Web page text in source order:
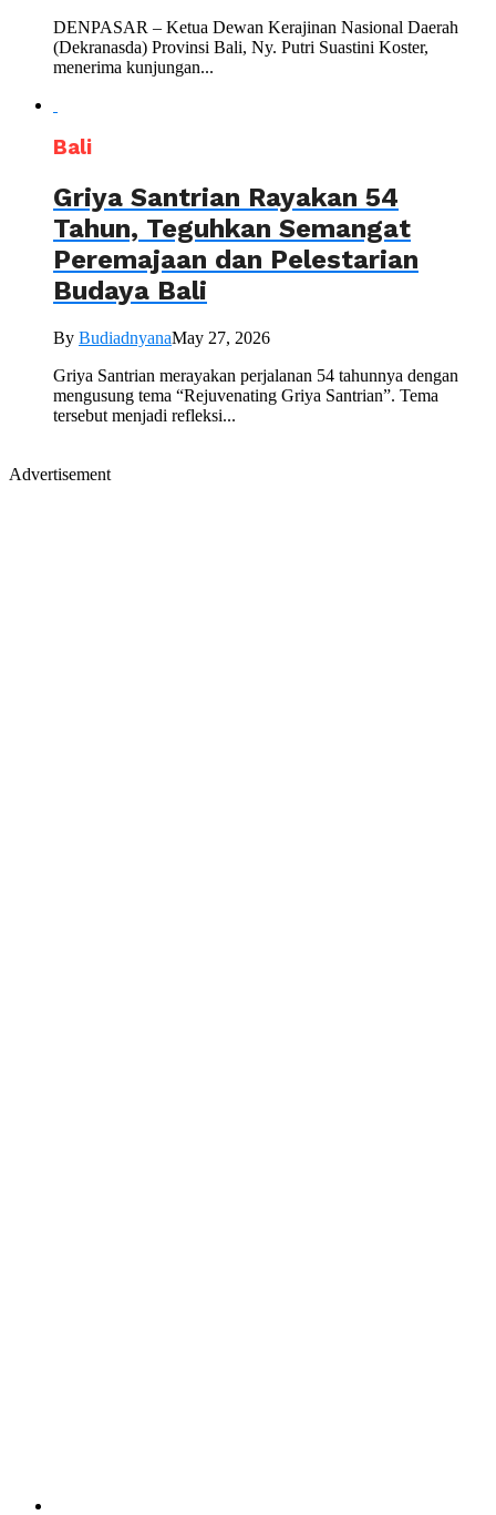
DENPASAR – Ketua Dewan Kerajinan Nasional Daerah
(Dekranasda) Provinsi Bali, Ny. Putri Suastini Koster,
menerima kunjungan...
Bali
Griya Santrian Rayakan 54
Tahun, Teguhkan Semangat
Peremajaan dan Pelestarian
Budaya Bali
By BudiadnyanaMay 27, 2026
Griya Santrian merayakan perjalanan 54 tahunnya dengan
mengusung tema “Rejuvenating Griya Santrian”. Tema
tersebut menjadi refleksi...
Advertisement